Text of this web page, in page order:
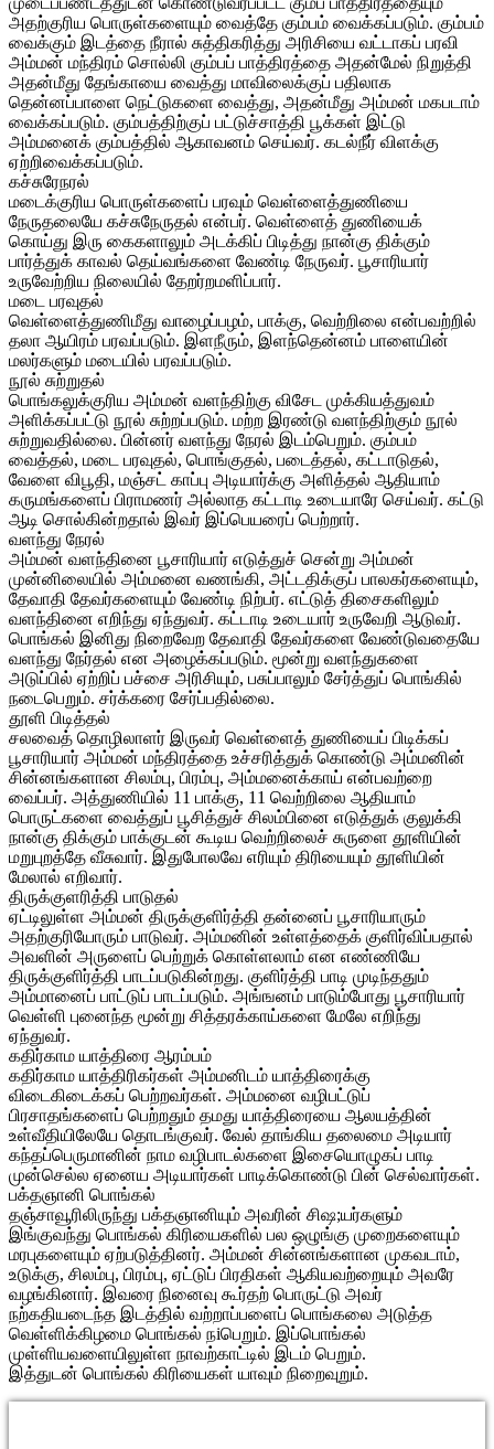
அதற்குரிய பொருள்களையும் வைத்தே கும்பம் வைக்கப்படும். கும்பம்
வைக்கும் இடத்தை நீரால் சுத்திகரித்து அரிசியை வட்டாகப் பரவி
அம்மன் மந்திரம் சொல்லி கும்பப் பாத்திரத்தை அதன்மேல் நிறுத்தி
அதன்மீது தேங்காயை வைத்து மாவிலைக்குப் பதிலாக
தென்னப்பாளை நெட்டுகளை வைத்து, அதன்மீது அம்மன் மகபடாம்
வைக்கப்படும். கும்பத்திற்குப் பட்டுச்சாத்தி பூக்கள் இட்டு
அம்மனைக் கும்பத்தில் ஆகாவனம் செய்வர். கடல்நீர் விளக்கு
ஏற்றிவைக்கப்படும்.
கச்சுரேநரல்
மடைக்குரிய பொருள்களைப் பரவும் வெள்ளைத்துணியை
நேருதலையே கச்சுநேருதல் என்பர். வெள்ளைத் துணியைக்
கொய்து இரு கைகளாலும் அடக்கிப் பிடித்து நான்கு திக்கும்
பார்த்துக் காவல் தெய்வங்களை வேண்டி நேருவர். பூசாரியார்
உருவேற்றிய நிலையில் தேறர்றமளிப்பார்.
மடை பரவுதல்
வெள்ளைத்துணிமீது வாழைப்பழம், பாக்கு, வெற்றிலை என்பவற்றில்
தலா ஆயிரம் பரவப்படும். இளநீரும், இளந்தென்னம் பாளையின்
மலர்களும் மடையில் பரவப்படும்.
நூல் சுற்றுதல்
பொங்கலுக்குரிய அம்மன் வளந்திற்கு விசேட முக்கியத்துவம்
அளிக்கப்பட்டு நூல் சுற்றப்படும். மற்ற இரண்டு வளந்திற்கும் நூல்
சுற்றுவதில்லை. பின்னர் வளந்து நேரல் இடம்பெறும். கும்பம்
வைத்தல், மடை பரவுதல், பொங்குதல், படைத்தல், கட்டாடுதல்,
வேளை விபூதி, மஞ்சட் காப்பு அடியார்க்கு அளித்தல் ஆதியாம்
கருமங்களைப் பிராமணர் அல்லாத கட்டாடி உடையாரே செய்வர். கட்டு
ஆடி சொல்கின்றதால் இவர் இப்பெயரைப் பெற்றார்.
வளந்து நேரல்
அம்மன் வளந்தினை பூசாரியார் எடுத்துச் சென்று அம்மன்
முன்னிலையில் அம்மனை வணங்கி, அட்டதிக்குப் பாலகர்களையும்,
தேவாதி தேவர்களையும் வேண்டி நிற்பர். எட்டுத் திசைகளிலும்
வளந்தினை எறிந்து ஏந்துவர். கட்டாடி உடையார் உருவேறி ஆடுவர்.
பொங்கல் இனிது நிறைவேற தேவாதி தேவர்களை வேண்டுவதையே
வளந்து நேர்தல் என அழைக்கப்படும். மூன்று வளந்துகளை
அடுப்பில் ஏற்றிப் பச்சை அரிசியும், பசுப்பாலும் சேர்த்துப் பொங்கில்
நடைபெறும். சர்க்கரை சேர்ப்பதில்லை.
தூளி பிடித்தல்
சலவைத் தொழிலாளர் இருவர் வெள்ளைத் துணியைப் பிடிக்கப்
பூசாரியார் அம்மன் மந்திரத்தை உச்சரித்துக் கொண்டு அம்மனின்
சின்னங்களான சிலம்பு, பிரம்பு, அம்மனைக்காய் என்பவற்றை
வைப்பர். அத்துணியில் 11 பாக்கு, 11 வெற்றிலை ஆதியாம்
பொருட்களை வைத்துப் பூசித்துச் சிலம்பினை எடுத்துக் குலுக்கி
நான்கு திக்கும் பாக்குடன் கூடிய வெற்றிலைச் சுருளை தூளியின்
மறுபுறத்தே வீசுவார். இதுபோலவே எரியும் திரியையும் தூளியின்
மேலால் எறிவார்.
திருக்குளரித்தி பாடுதல்
ஏட்டிலுள்ள அம்மன் திருக்குளிர்த்தி தன்னைப் பூசாரியாரும்
அதற்குரியோரும் பாடுவர். அம்மனின் உள்ளத்தைக் குளிர்விப்பதால்
அவளின் அருளைப் பெற்றுக் கொள்ளலாம் என எண்ணியே
திருக்குளிர்த்தி பாடப்படுகின்றது. குளிர்த்தி பாடி முடிந்ததும்
அம்மானைப் பாட்டுப் பாடப்படும். அங்ஙனம் பாடும்போது பூசாரியார்
வெள்ளி புனைந்த மூன்று சித்தரக்காய்களை மேலே எறிந்து
ஏந்துவர்.
கதிர்காம யாத்திரை ஆரம்பம்
கதிர்காம யாத்திரிகர்கள் அம்மனிடம் யாத்திரைக்கு
விடைகிடைக்கப் பெற்றவர்கள். அம்மனை வழிபட்டுப்
பிரசாதங்களைப் பெற்றதும் தமது யாத்திரையை ஆலயத்தின்
உள்வீதியிலேயே தொடங்குவர். வேல் தாங்கிய தலைமை அடியார்
கந்தப்பெருமானின் நாம வழிபாடல்களை இசையொழுகப் பாடி
முன்செல்ல ஏனைய அடியார்கள் பாடிக்கொண்டு பின் செல்வார்கள்.
பக்தஞானி பொங்கல்
தஞ்சாவூரிலிருந்து பக்தஞானியும் அவரின் சிஷ;யர்களும்
இங்குவந்து பொங்கல் கிரியைகளில் பல ஒழுங்கு முறைகளையும்
மரபுகளையும் ஏற்படுத்தினர். அம்மன் சின்னங்களான முகவடாம்,
உடுக்கு, சிலம்பு, பிரம்பு, ஏட்டுப் பிரதிகள் ஆகியவற்றையும் அவரே
வழங்கினார். இவரை நினைவு கூர்தற் பொருட்டு அவர்
நற்கதியடைந்த இடத்தில் வற்றாப்பளைப் பொங்கலை அடுத்த
வெள்ளிக்கிழமை பொங்கல் நiபெறும். இப்பொங்கல்
முள்ளியவளையிலுள்ள நாவற்காட்டில் இடம் பெறும்.
இத்துடன் பொங்கல் கிரியைகள் யாவும் நிறைவுறும்.